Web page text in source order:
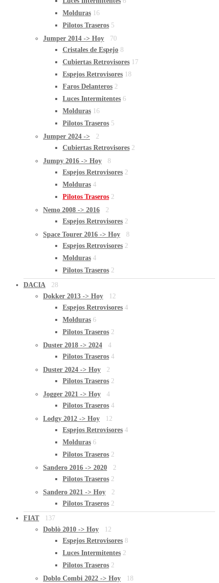
Molduras 16
Pilotos Traseros 5
Jumper 2014 -> Hoy
70
Cristales de Espejo 8
Cubiertas Retrovisores 17
Espejos Retrovisores 18
Faros Delanteros 2
Luces Intermitentes 6
Molduras 16
Pilotos Traseros 5
Jumper 2024 ->
2
Cubiertas Retrovisores 2
Jumpy 2016 -> Hoy
8
Espejos Retrovisores 2
Molduras 4
Pilotos Traseros 2
Nemo 2008 -> 2016
2
Espejos Retrovisores 2
Space Tourer 2016 -> Hoy
8
Espejos Retrovisores 2
Molduras 4
Pilotos Traseros 2
DACIA
28
Dokker 2013 -> Hoy
12
Espejos Retrovisores 4
Molduras 6
Pilotos Traseros 2
Duster 2018 -> 2024
4
Pilotos Traseros 4
Duster 2024 -> Hoy
2
Pilotos Traseros 2
Jogger 2021 -> Hoy
4
Pilotos Traseros 4
Lodgy 2012 -> Hoy
12
Espejos Retrovisores 4
Molduras 6
Pilotos Traseros 2
Sandero 2016 -> 2020
2
Pilotos Traseros 2
Sandero 2021 -> Hoy
2
Pilotos Traseros 2
FIAT
137
Doblò 2010 -> Hoy
12
Espejos Retrovisores 8
Luces Intermitentes 2
Pilotos Traseros 2
Doblo Combi 2022 -> Hoy
18